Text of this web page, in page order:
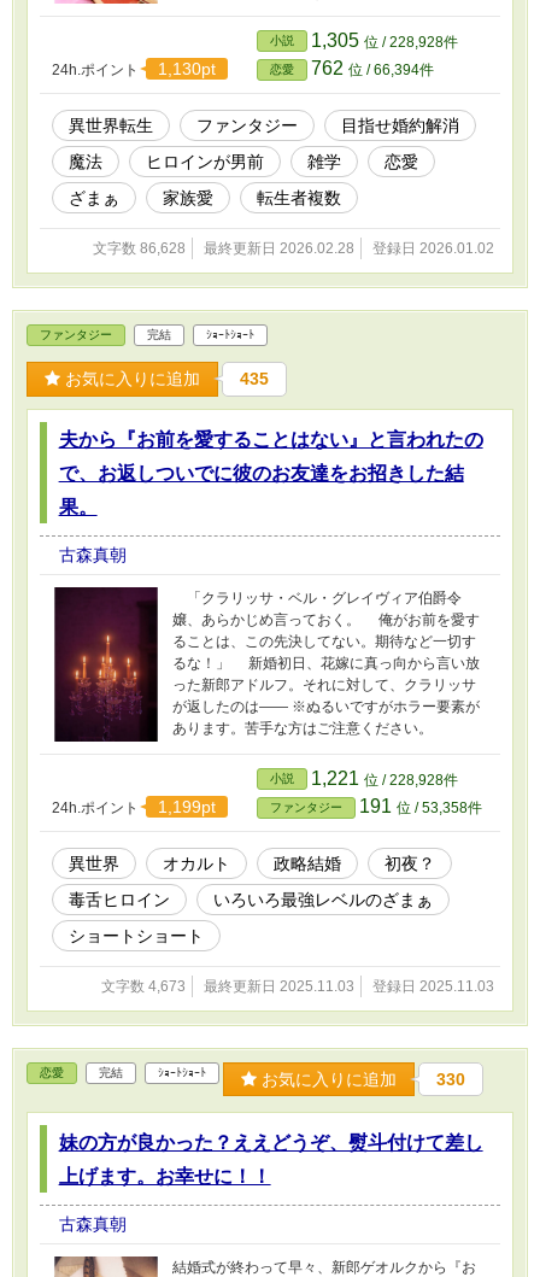
思惑なんぞ知るか!! 今度こそ好きなことやっ
て、目いっぱい幸せに長生きするんだから!!!』
昔ひたすら読書に耽って身に着けた『雑学』を
武器に、うっかり採れ過ぎた作物や、開墾しよ
うとすると不幸に見舞われる土地、不治の病に
かかった王族、等々の問題をどんどん解決。 領
地の内外で心強い友人が出来たり、いつの間に
かものすごく有名になっていたり、何かと協力
してくれる王弟ヴィクトルから好意を寄せられ
たり（注：気付いてない）する中、温かい家族
と共に仕事に励んでいく。 一方、前世から因縁
のある人々もまた、こちらに転生していて――
24h.ポイント 1,130pt
小説 1,305 位 / 228,928件
恋愛 762 位 / 66,394件
異世界転生 ファンタジー
目指せ婚約解消
魔法
ヒロインが男前 雑学
恋愛
ざまぁ
家族愛 転生者複数
文字数 86,628 最終更新日 2026.02.28 登録日 2026.01.02
ファンタジー 完結 ｼｮｰﾄｼｮｰﾄ
お気に入りに追加 435
夫から『お前を愛することはない』と言われたの
で、お返しついでに彼のお友達をお招きした結
果。
古森真朝
「クラリッサ・ベル・グレイヴィア伯爵令
嬢、あらかじめ言っておく。 俺がお前を愛す
ることは、この先決してない。期待など一切す
るな！」 新婚初日、花嫁に真っ向から言い放
った新郎アドルフ。それに対して、クラリッサ
が返したのは―― ※ぬるいですがホラー要素が
あります。苦手な方はご注意ください。
24h.ポイント 1,199pt
小説 1,221 位 / 228,928件
ファンタジー 191 位 / 53,358件
異世界 オカルト 政略結婚
初夜？
毒舌ヒロイン
いろいろ最強レベルのざまぁ
ショートショート
文字数 4,673 最終更新日 2025.11.03 登録日 2025.11.03
恋愛 完結 ｼｮｰﾄｼｮｰﾄ お気に入りに追加 330
妹の方が良かった？ええどうぞ、熨斗付けて差し
上げます。お幸せに！！
古森真朝
結婚式が終わって早々、新郎ゲオルクから『お